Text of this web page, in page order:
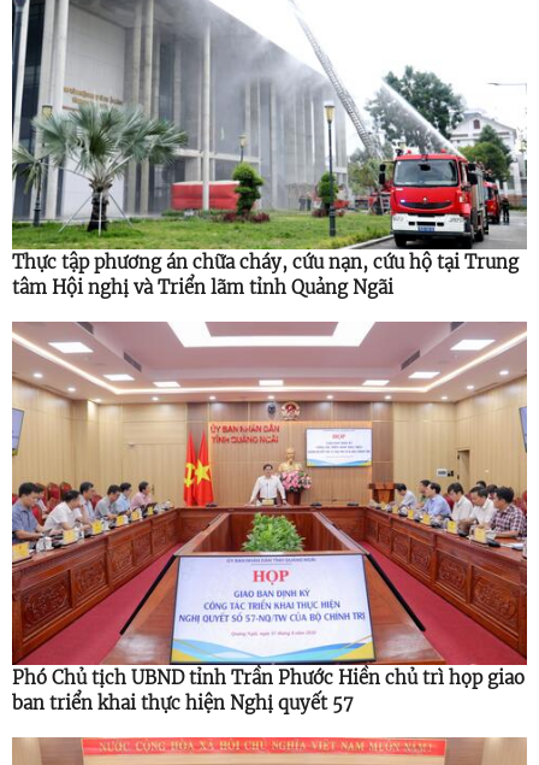
Thực tập phương án chữa cháy, cứu nạn, cứu hộ tại Trung
tâm Hội nghị và Triển lãm tỉnh Quảng Ngãi
Phó Chủ tịch UBND tỉnh Trần Phước Hiền chủ trì họp giao
ban triển khai thực hiện Nghị quyết 57